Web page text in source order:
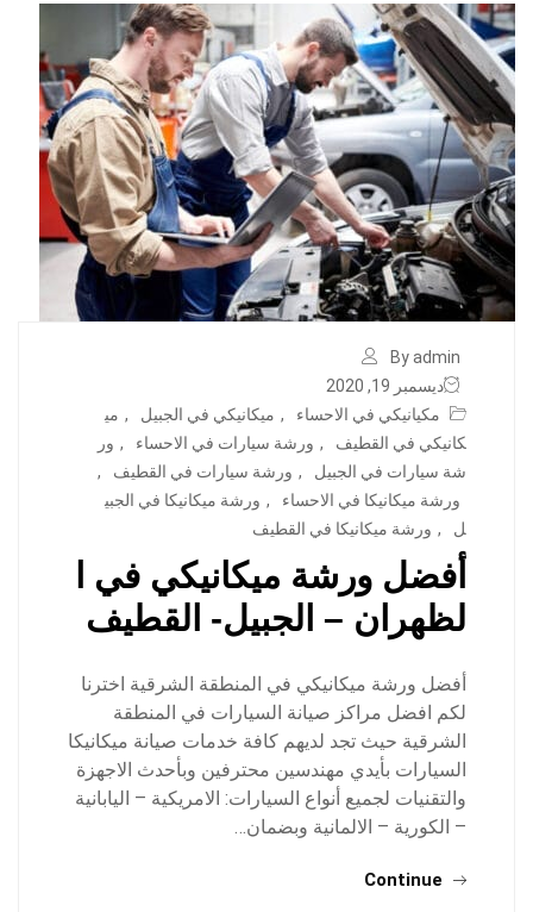
By admin
ديسمبر 19, 2020
مكيانيكي في الاحساء
, ميكانيكي في الجبيل , مي
كانيكي في القطيف
, ورشة سيارات في الاحساء , ور
شة سيارات في الجبيل
, ورشة سيارات في القطيف
,
ورشة ميكانيكا في الاحساء
, ورشة ميكانيكا في الجبي
ل
, ورشة ميكانيكا في القطيف
أفضل ورشة ميكانيكي في ا
لظهران – الجبيل- القطيف
أفضل ورشة ميكانيكي في المنطقة الشرقية اخترنا
لكم افضل مراكز صيانة السيارات في المنطقة
الشرقية حيث تجد لديهم كافة خدمات صيانة ميكانيكا
السيارات بأيدي مهندسين محترفين وبأحدث الاجهزة
والتقنيات لجميع أنواع السيارات: الامريكية – اليابانية
– الكورية – الالمانية وبضمان…
Continue